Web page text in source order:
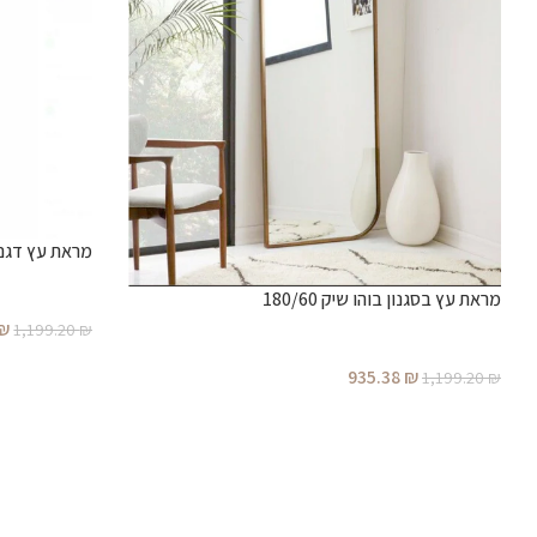
מראת עץ בסגנון בוהו שיק 180/60
1,199.20₪
935.38₪
מראת עץ
1,199.20₪